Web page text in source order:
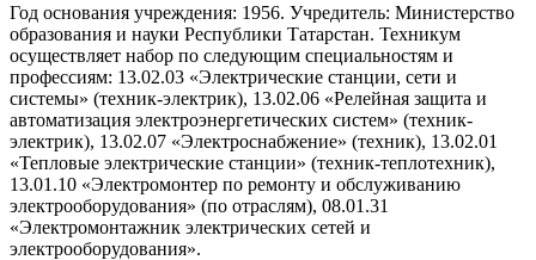
Год основания учреждения: 1956. Учредитель: Министерство
образования и науки Республики Татарстан. Техникум
осуществляет набор по следующим специальностям и
профессиям: 13.02.03 «Электрические станции, сети и
системы» (техник-электрик), 13.02.06 «Релейная защита и
автоматизация электроэнергетических систем» (техник-
электрик), 13.02.07 «Электроснабжение» (техник), 13.02.01
«Тепловые электрические станции» (техник-теплотехник),
13.01.10 «Электромонтер по ремонту и обслуживанию
электрооборудования» (по отраслям), 08.01.31
«Электромонтажник электрических сетей и
электрооборудования».